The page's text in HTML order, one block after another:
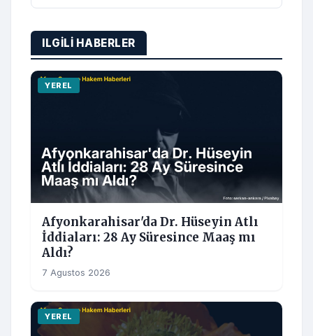
ILGILI HABERLER
YEREL
Afyonkarahisar'da Dr. Hüseyin Atlı
İddiaları: 28 Ay Süresince Maaş mı
Aldı?
7 Agustos 2026
YEREL